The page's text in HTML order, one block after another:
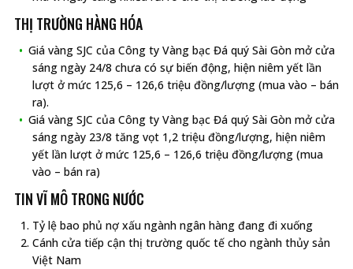
THỊ TRƯỜNG HÀNG HÓA
Giá vàng SJC của Công ty Vàng bạc Đá quý Sài Gòn mở cửa
sáng ngày 24/8 chưa có sự biến động, hiện niêm yết lần
lượt ở mức 125,6 – 126,6 triệu đồng/lượng (mua vào – bán
ra).
Giá vàng SJC của Công ty Vàng bạc Đá quý Sài Gòn mở cửa
sáng ngày 23/8 tăng vọt 1,2 triệu đồng/lượng, hiện niêm
yết lần lượt ở mức 125,6 – 126,6 triệu đồng/lượng (mua
vào – bán ra)
TIN VĨ MÔ TRONG NƯỚC
Tỷ lệ bao phủ nợ xấu ngành ngân hàng đang đi xuống
Cánh cửa tiếp cận thị trường quốc tế cho ngành thủy sản
Việt Nam